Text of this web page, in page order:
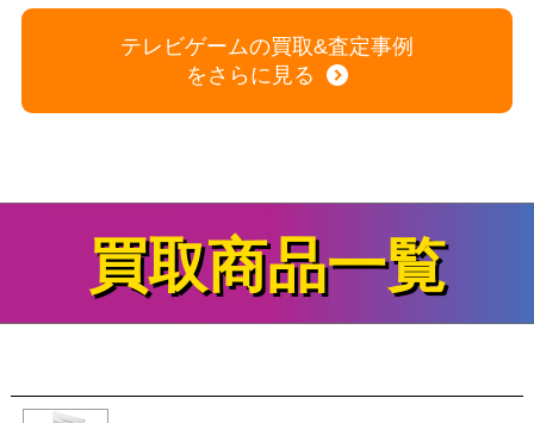
テレビゲームの買取&査定事例
をさらに見る
買取商品一覧